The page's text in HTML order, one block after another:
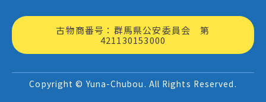
古物商番号：群馬県公安委員会 第
421130153000
Copyright © Yuna-Chubou. All Rights Reserved.